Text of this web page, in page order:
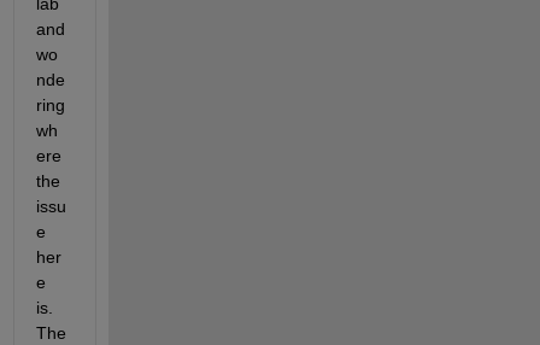
and
wo
nde
ring
wh
ere
the
issu
e
her
e
is.
The